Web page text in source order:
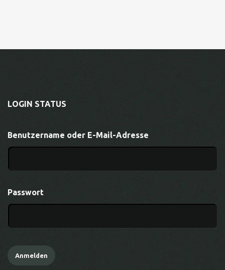
LOGIN STATUS
Benutzername oder E-Mail-Adresse
Passwort